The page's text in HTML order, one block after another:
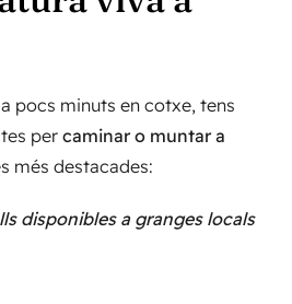
pocs minuts en cotxe, tens
per caminar o muntar a
més destacades:
disponibles a granges locals